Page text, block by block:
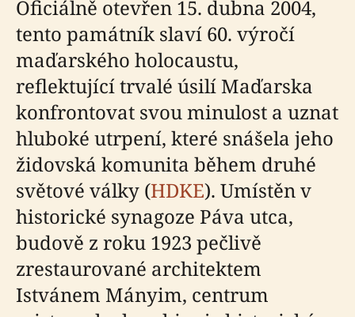
Oficiálně otevřen 15. dubna 2004,
tento památník slaví 60. výročí
maďarského holocaustu,
reflektující trvalé úsilí Maďarska
konfrontovat svou minulost a uznat
hluboké utrpení, které snášela jeho
židovská komunita během druhé
světové války (HDKE). Umístěn v
historické synagoze Páva utca,
budově z roku 1923 pečlivě
zrestaurované architektem
Istvánem Mányim, centrum